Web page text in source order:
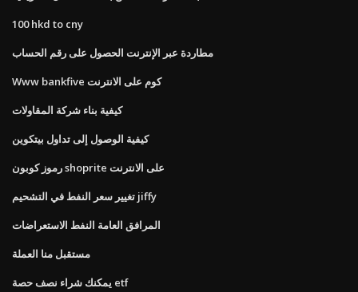
100 hkd to cny
مطاردة عبر الإنترنت الحصول على رقم الحساب
Www bankfive كوم على الانترنت
كيفية بناء شركة المقاولات
كيفية الوصول إلى تداول بيتكوين
رموز كوبون shoprite على الانترنت
تغيير سعر النفط في التشحيم jiffy
المرافق العامة النفط الاستعراضات
مستقبل منا العملة
يمكنك شراء نصف حصة etf